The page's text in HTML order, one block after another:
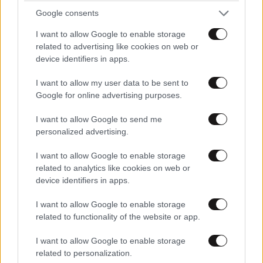
Google consents
I want to allow Google to enable storage
related to advertising like cookies on web or
device identifiers in apps.
I want to allow my user data to be sent to
Google for online advertising purposes.
I want to allow Google to send me
personalized advertising.
I want to allow Google to enable storage
related to analytics like cookies on web or
device identifiers in apps.
I want to allow Google to enable storage
related to functionality of the website or app.
I want to allow Google to enable storage
related to personalization.